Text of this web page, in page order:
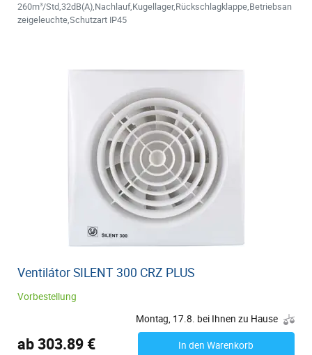
260m³/Std,32dB(A),Nachlauf,Kugellager,Rückschlagklappe,Betriebsan
zeigeleuchte,Schutzart IP45
Ventilátor SILENT 300 CRZ PLUS
Vorbestellung
Montag, 17.8. bei Ihnen zu Hause
ab 303.89 € In den Warenkorb